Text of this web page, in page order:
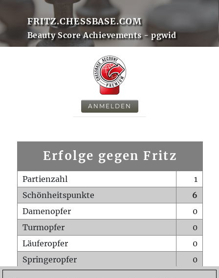
FRITZ.CHESSBASE.COM
Beauty Score Achievements - pgwid
ANMELDEN
Erfolge gegen Fritz
Partienzahl
1
Schönheitspunkte
6
Damenopfer
0
Turmopfer
0
Läuferopfer
0
Springeropfer
0